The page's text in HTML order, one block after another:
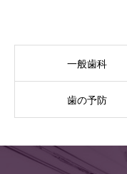
一般歯科
歯の予防